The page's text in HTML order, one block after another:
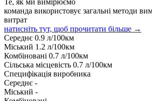
команда використовує загальні методи
витрат
натисніть тут, щоб прочитати більше →
Середнє 0.9 л/100км
Міський 1.2 л/100км
Комбіновані 0.7 л/100км
Сільська місцевість 0.7 л/100км
Специфікація виробника
Середнє -
Міський -